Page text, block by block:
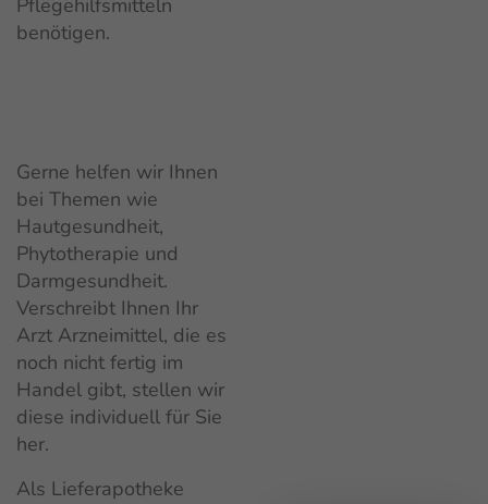
Pflegehilfsmitteln
benötigen.
Gerne helfen wir Ihnen
bei Themen wie
Hautgesundheit,
Phytotherapie und
Darmgesundheit.
Verschreibt Ihnen Ihr
Arzt Arzneimittel, die es
noch nicht fertig im
Handel gibt, stellen wir
diese individuell für Sie
her.
Als Lieferapotheke